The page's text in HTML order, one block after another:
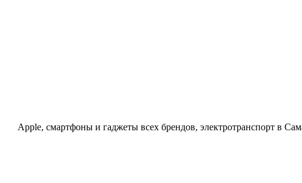
Apple, cмартфоны и гаджеты всех брендов, электротранспорт в